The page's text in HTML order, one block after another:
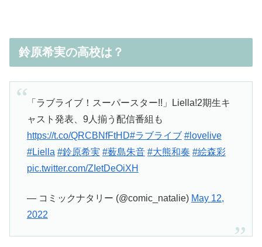
鈴原希実の高校は？
「ラブライブ！スーパースター!!」Liella!2期生キ
ャスト発表、9人揃う配信番組も
https://t.co/QRCBNfFtHD#ラブライブ #lovelive
#Liella #鈴原希実 #薮島朱音 #大熊和奏 #絵森彩
pic.twitter.com/ZIetDeOiXH
— コミックナタリー (@comic_natalie) May 12,
2022